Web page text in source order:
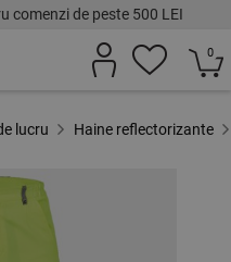
comenzi de peste 500 LEI
0
lucru Haine reflectorizante